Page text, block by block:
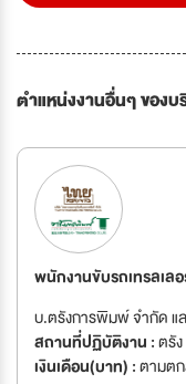
ตำแหน่งงานอื่นๆ ของ
พนักงานขับรถเทรลเล
บ.ตรังการพิมพ์ จำกัด แ
สถานที่ปฏิบัติงาน :ตรัง
เงินเดือน(บาท) :ตามต